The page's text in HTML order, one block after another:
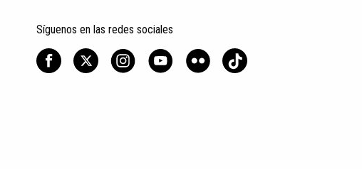
Síguenos en las redes sociales